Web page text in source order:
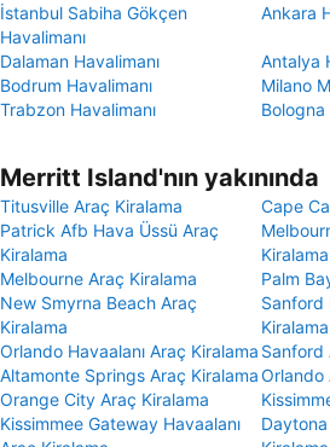
İstanbul Sabiha Gökçen
Havalimanı
Ankara
Dalaman Havalimanı
Antalya
Bodrum Havalimanı
Milano
Trabzon Havalimanı
Bologna
Merritt Island'nın yakınında
Titusville Araç Kiralama
Cape
Patrick Afb Hava Üssü Araç
Kiralama
Kiralama
Melbourne Araç Kiralama
Palm
New Smyrna Beach Araç
Kiralama
Sanford
Kiralama
Orlando Havaalanı Araç Kiralama Sanford
Altamonte Springs Araç KiralamaOrlando
Orange City Araç Kiralama
Kissimmee Gateway Havaalanı